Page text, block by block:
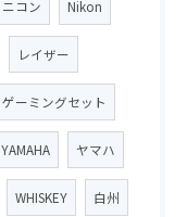
ニコン Nikon
レイザー
ゲーミングセット
YAMAHA ヤマハ
WHISKEY 白州